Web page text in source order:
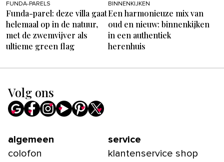
FUNDA-PARELS
Funda-parel: deze villa gaat
helemaal op in de natuur,
met de zwemvijver als
ultieme green flag
BINNENKIJKEN
Een harmonieuze mix van
oud en nieuw: binnenkijken
in een authentiek
herenhuis
Volg ons
algemeen
colofon
service
klantenservice shop